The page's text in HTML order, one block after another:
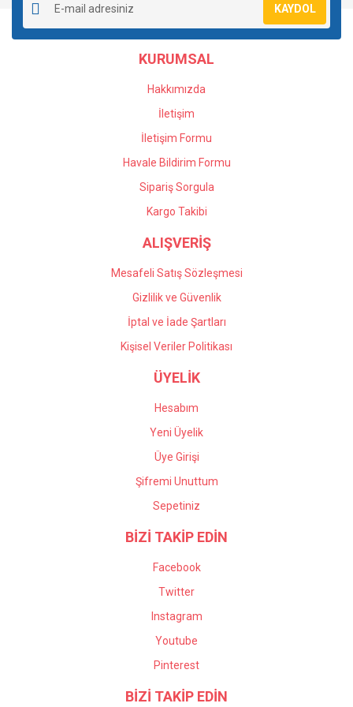
Ürün açıklamasında eksik bilgiler bulunuyor.
Ürün bilgilerinde hatalar bulunuyor.
Ürün fiyatı diğer sitelerden daha pahalı.
Gönder
KAYDOL
KURUMSAL
Hakkımızda
İletişim
İletişim Formu
Havale Bildirim Formu
Sipariş Sorgula
Kargo Takibi
ALIŞVERİŞ
Mesafeli Satış Sözleşmesi
Gizlilik ve Güvenlik
İptal ve İade Şartları
Kişisel Veriler Politikası
ÜYELİK
Hesabım
Yeni Üyelik
Üye Girişi
Şifremi Unuttum
Sepetiniz
BİZİ TAKİP EDİN
Facebook
Twitter
Instagram
Youtube
Pinterest
BİZİ TAKİP EDİN